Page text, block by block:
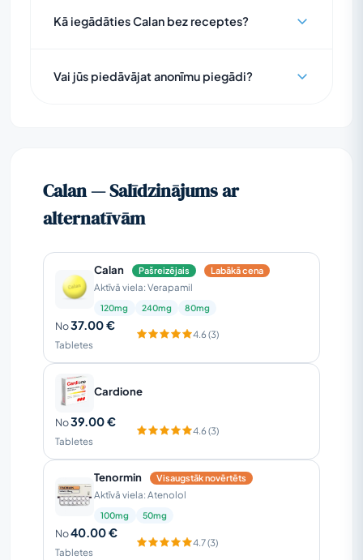
Kā iegādāties Calan bez receptes?
Vai jūs piedāvājat anonīmu piegādi?
Calan — Salīdzinājums ar
alternatīvām
Calan Pašreizējais Labākā cena
Aktīvā viela: Verapamil
120mg 240mg 80mg
No37.00 €
Tabletes
4.6 (3)
Cardione
No39.00 €
Tabletes
4.6 (3)
Tenormin Visaugstāk novērtēts
Aktīvā viela: Atenolol
100mg 50mg
No40.00 €
Tabletes
4.7 (3)